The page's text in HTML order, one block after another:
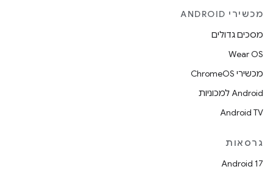
מכשירי ANDROID
מסכים גדולים
Wear OS
מכשירי ChromeOS
Android למכוניות
Android TV
גרסאות
Android 17